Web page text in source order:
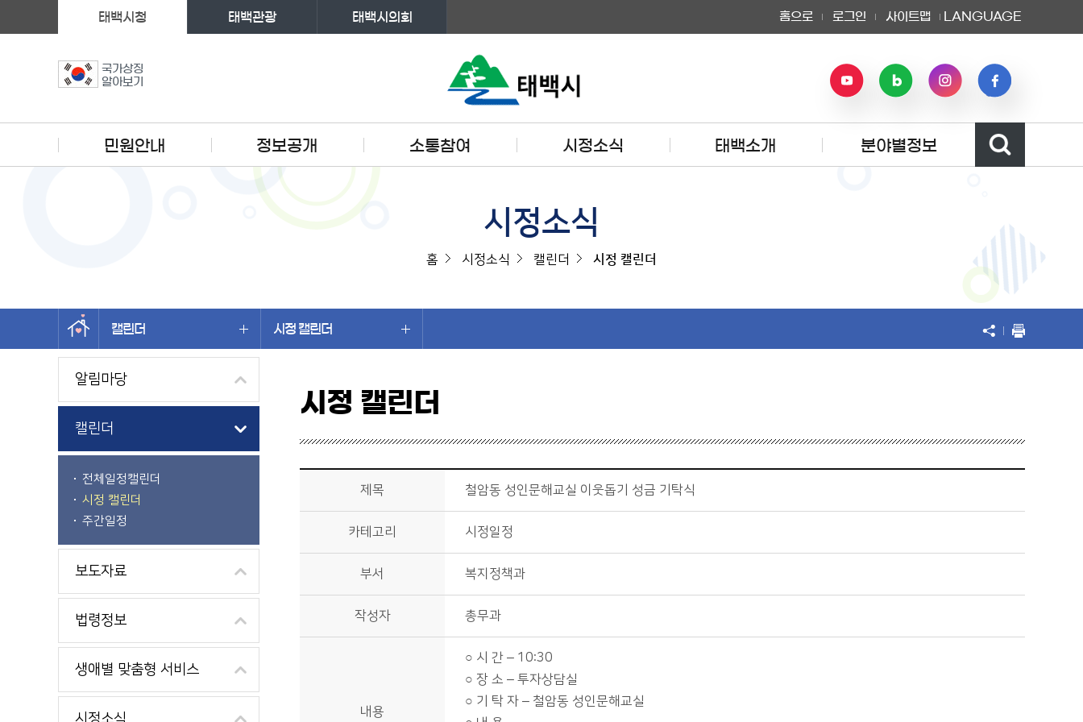
국가상징
알아보기
태백시청 태백관광 태백시의회 홈으로 로그인 사이트맵 LANGUAGE
민원안내 정보공개 소통참여 시정소식 태백소개 분야별정보
시정소식
홈 시정소식 캘린더 시정 캘린더
캘린더 시정 캘린더
왼쪽메뉴
알림마당
캘린더
전체일정캘린더
시정 캘린더
주간일정
보도자료
법령정보
생애별 맞춤형 서비스
시정소식
시정 캘린더
시정소식>시정 캘린더 상세보기 - 제목, 카테고리, 부서, 작성자, 내용, 시작일, 종료일 제공
제목 철암동 성인문해교실 이웃돕기 성금 기탁식
카테고리 시정일정
부서 복지정책과
작성자 총무과
내용
○ 시 간 – 10:30
○ 장 소 – 투자상담실
○ 기 탁 자 – 철암동 성인문해교실